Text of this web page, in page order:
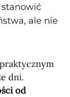
stanowić
ale nie
dni.
od